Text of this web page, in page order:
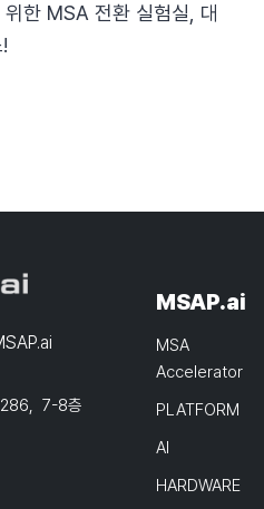
한 MSA 전환 실험실, 대
286, 7-8층
MSAP.ai
MSA
Accelerator
PLATFORM
AI
HARDWARE